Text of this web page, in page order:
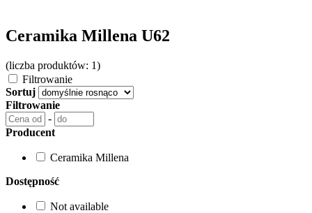
Ceramika Millena U62
(liczba produktów: 1)
Filtrowanie
Sortuj
Filtrowanie
-
Producent
Ceramika Millena
Dostępność
Not available